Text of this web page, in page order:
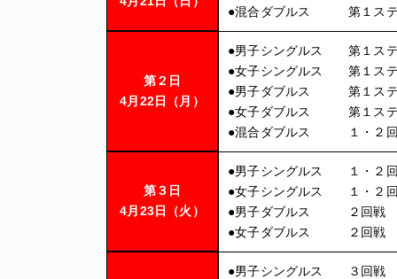
●混合ダブルス 第１ステ
第２日
4月22日（月）
●男子シングルス 第１ステ
●女子シングルス 第１ステ
●男子ダブルス 第１ステ
●女子ダブルス 第１ステ
●混合ダブルス １・２
第３日
4月23日（火）
●男子シングルス １・２
●女子シングルス １・２
●男子ダブルス ２回戦
●女子ダブルス ２回戦
●男子シングルス ３回戦